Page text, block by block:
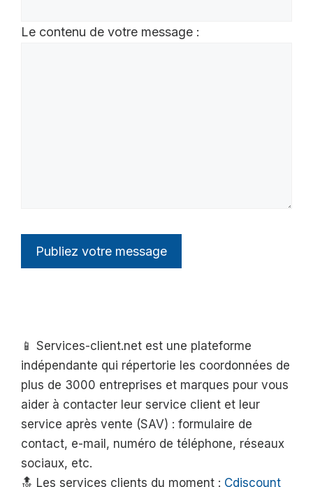
Le contenu de votre message :
📱 Services-client.net est une plateforme
indépendante qui répertorie les coordonnées de
plus de 3000 entreprises et marques pour vous
aider à contacter leur service client et leur
service après vente (SAV) : formulaire de
contact, e-mail, numéro de téléphone, réseaux
sociaux, etc.
🔝 Les services clients du moment : Cdiscount